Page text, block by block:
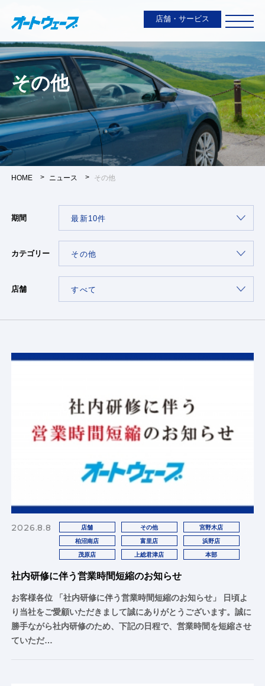
店舗・サービス
その他
HOME ニュース その他
期間
カテゴリー
店舗
2026.8.8 店舗 その他 宮野木店
柏沼南店 富里店 浜野店
茂原店 上総君津店 本部
社内研修に伴う営業時間短縮のお知らせ
お客様各位 「社内研修に伴う営業時間短縮のお知らせ」 日頃よ
り当社をご愛顧いただきまして誠にありがとうございます。誠に
勝手ながら社内研修のため、下記の日程で、営業時間を短縮させ
ていただ…